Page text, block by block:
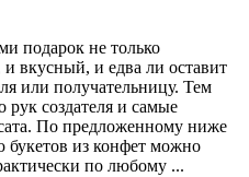
подарок не только
вкусный, и едва ли оставит
или получательницу. Тем
рук создателя и самые
По предложенному ниже
букетов из конфет можно
по любому ...